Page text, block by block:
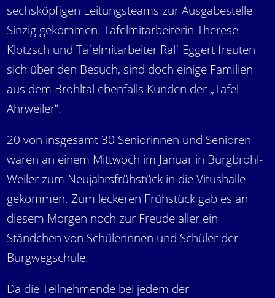
sechsköpfigen Leitungsteams zur Ausgabestelle
Sinzig gekommen. Tafelmitarbeiterin Therese
Klotzsch und Tafelmitarbeiter Ralf Eggert freuten
sich über den Besuch, sind doch einige Familien
aus dem Brohltal ebenfalls Kunden der „Tafel
Ahrweiler“.
20 von insgesamt 30 Seniorinnen und Senioren
waren an einem Mittwoch im Januar in Burgbrohl-
Weiler zum Neujahrsfrühstück in die Vitushalle
gekommen. Zum leckeren Frühstück gab es an
diesem Morgen noch zur Freude aller ein
Ständchen von Schülerinnen und Schüler der
Burgwegschule.
Da die Teilnehmende bei jedem der